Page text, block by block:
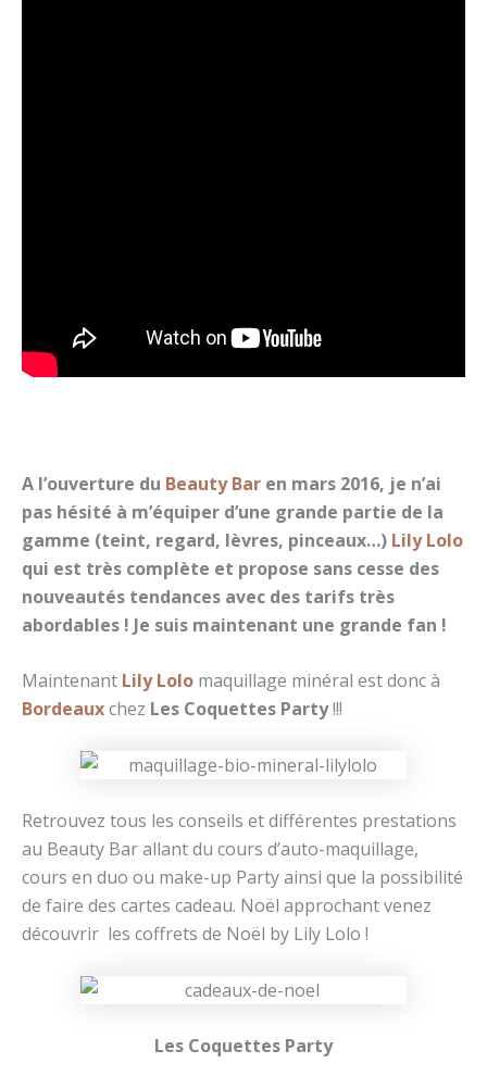
A l’ouverture du Beauty Bar en mars 2016, je n’ai
pas hésité à m’équiper d’une grande partie de la
gamme (teint, regard, lèvres, pinceaux…) Lily Lolo
qui est très complète et propose sans cesse des
nouveautés tendances avec des tarifs très
abordables ! Je suis maintenant une grande fan !
Maintenant Lily Lolo maquillage minéral est donc à
Bordeauxchez Les Coquettes Party!!!
Retrouvez tous les conseils et différentes prestations
au Beauty Bar allant du cours d’auto-maquillage,
cours en duo ou make-up Party ainsi que la possibilité
de faire des cartes cadeau. Noël approchant venez
découvrir les coffrets de Noël by Lily Lolo !
Les Coquettes Party